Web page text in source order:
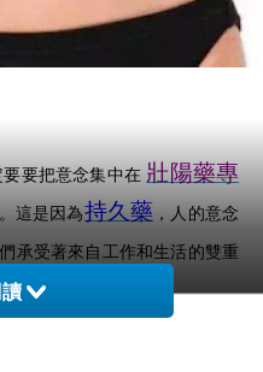
要把意念集中在 壯陽藥專
這是因為持久藥 ，人的意念
承受著來自工作和生活的雙重
壯陽藥